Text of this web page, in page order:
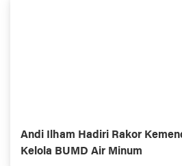
Andi Ilham Hadiri Rakor
Kelola BUMD Air Minum